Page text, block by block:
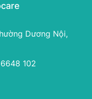
Dương Nội,
102